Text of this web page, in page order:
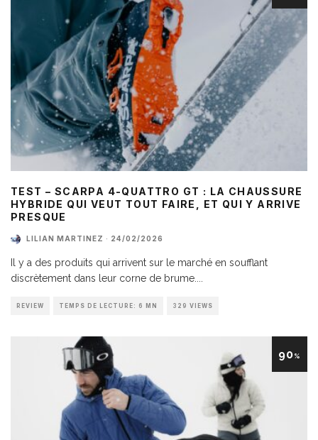
TEST – SCARPA 4-QUATTRO GT : LA CHAUSSURE
HYBRIDE QUI VEUT TOUT FAIRE, ET QUI Y ARRIVE
PRESQUE
LILIAN MARTINEZ · 24/02/2026
Il y a des produits qui arrivent sur le marché en soufflant
discrètement dans leur corne de brume.
REVIEW TEMPS DE LECTURE: 6 MN 329 VIEWS
90%